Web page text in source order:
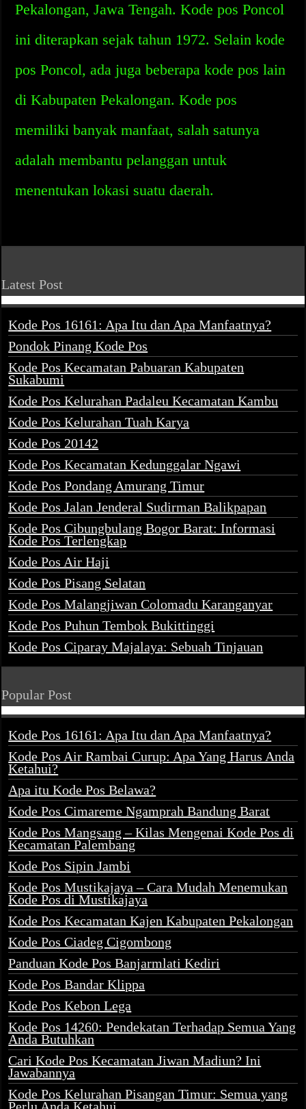
Pekalongan, Jawa Tengah. Kode pos Poncol
ini diterapkan sejak tahun 1972. Selain kode
pos Poncol, ada juga beberapa kode pos lain
di Kabupaten Pekalongan. Kode pos
memiliki banyak manfaat, salah satunya
adalah membantu pelanggan untuk
menentukan lokasi suatu daerah.
Latest Post
Kode Pos 16161: Apa Itu dan Apa Manfaatnya?
Pondok Pinang Kode Pos
Kode Pos Kecamatan Pabuaran Kabupaten
Sukabumi
Kode Pos Kelurahan Padaleu Kecamatan Kambu
Kode Pos Kelurahan Tuah Karya
Kode Pos 20142
Kode Pos Kecamatan Kedunggalar Ngawi
Kode Pos Pondang Amurang Timur
Kode Pos Jalan Jenderal Sudirman Balikpapan
Kode Pos Cibungbulang Bogor Barat: Informasi
Kode Pos Terlengkap
Kode Pos Air Haji
Kode Pos Pisang Selatan
Kode Pos Malangjiwan Colomadu Karanganyar
Kode Pos Puhun Tembok Bukittinggi
Kode Pos Ciparay Majalaya: Sebuah Tinjauan
Popular Post
Kode Pos 16161: Apa Itu dan Apa Manfaatnya?
Kode Pos Air Rambai Curup: Apa Yang Harus Anda
Ketahui?
Apa itu Kode Pos Belawa?
Kode Pos Cimareme Ngamprah Bandung Barat
Kode Pos Mangsang – Kilas Mengenai Kode Pos di
Kecamatan Palembang
Kode Pos Sipin Jambi
Kode Pos Mustikajaya – Cara Mudah Menemukan
Kode Pos di Mustikajaya
Kode Pos Kecamatan Kajen Kabupaten Pekalongan
Kode Pos Ciadeg Cigombong
Panduan Kode Pos Banjarmlati Kediri
Kode Pos Bandar Klippa
Kode Pos Kebon Lega
Kode Pos 14260: Pendekatan Terhadap Semua Yang
Anda Butuhkan
Cari Kode Pos Kecamatan Jiwan Madiun? Ini
Jawabannya
Kode Pos Kelurahan Pisangan Timur: Semua yang